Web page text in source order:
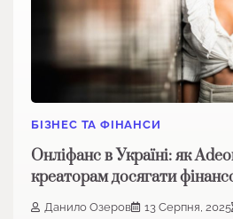
БІЗНЕС ТА ФІНАНСИ
Онліфанс в Україні: як
креаторам досягати
Данило Озеров 13 Серпня, 2025